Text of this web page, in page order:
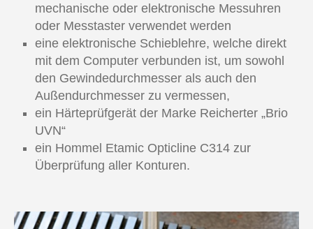
mechanische oder elektronische Messuhren
oder Messtaster verwendet werden
eine elektronische Schieblehre, welche direkt
mit dem Computer verbunden ist, um sowohl
den Gewindedurchmesser als auch den
Außendurchmesser zu vermessen,
ein Härteprüfgerät der Marke Reicherter „Brio
UVN“
ein Hommel Etamic Opticline C314 zur
Überprüfung aller Konturen.